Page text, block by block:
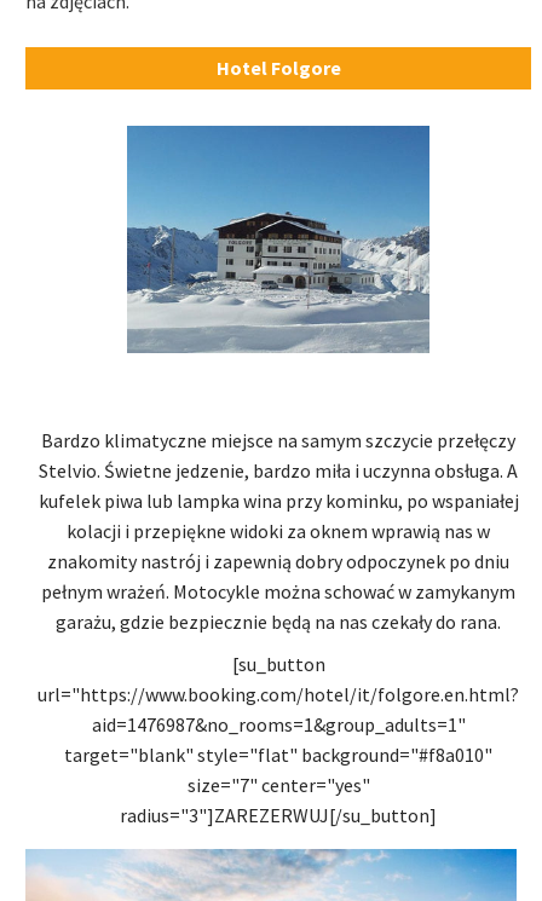
Hotel Folgore
Bardzo klimatyczne miejsce na samym szczycie przełęczy
Stelvio. Świetne jedzenie, bardzo miła i uczynna obsługa. A
kufelek piwa lub lampka wina przy kominku, po wspaniałej
kolacji i przepiękne widoki za oknem wprawią nas w
znakomity nastrój i zapewnią dobry odpoczynek po dniu
pełnym wrażeń. Motocykle można schować w zamykanym
garażu, gdzie bezpiecznie będą na nas czekały do rana.
[su_button
url="https://www.booking.com/hotel/it/folgore.en.html?
aid=1476987&no_rooms=1&group_adults=1"
target="blank" style="flat" background="#f8a010"
size="7" center="yes"
radius="3"]ZAREZERWUJ[/su_button]